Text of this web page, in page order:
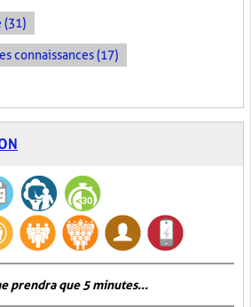
(31)
connaissances (17)
prendra que 5 minutes...